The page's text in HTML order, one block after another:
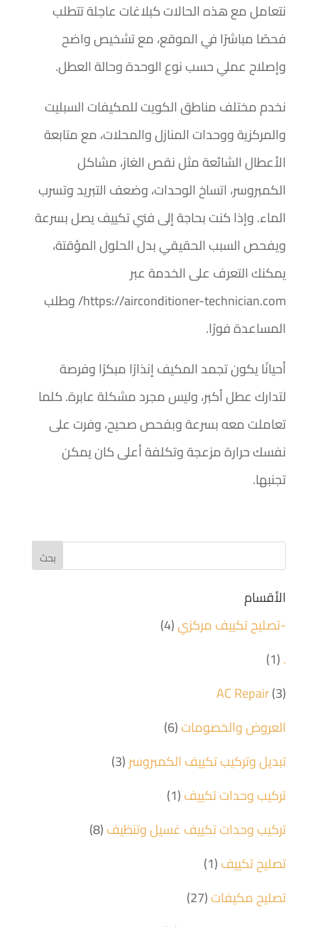
نتعامل مع هذه الحالات كبلاغات عاجلة تتطلب
فحصًا مباشرًا في الموقع، مع تشخيص واضح
وإصلاح عملي حسب نوع الوحدة وحالة العطل.
نخدم مختلف مناطق الكويت للمكيفات السبليت
والمركزية ووحدات المنازل والمحلات، مع متابعة
الأعطال الشائعة مثل نقص الغاز، مشاكل
الكمبروسر، اتساخ الوحدات، وضعف التبريد وتسرب
الماء. وإذا كنت بحاجة إلى فني تكييف يصل بسرعة
ويفحص السبب الحقيقي بدل الحلول المؤقتة،
يمكنك التعرف على الخدمة عبر
https://airconditioner-technician.com/ وطلب
المساعدة فورًا.
أحيانًا يكون تجمد المكيف إنذارًا مبكرًا وفرصة
لتدارك عطل أكبر، وليس مجرد مشكلة عابرة. كلما
تعاملت معه بسرعة وبفحص صحيح، وفرت على
نفسك حرارة مزعجة وتكلفة أعلى كان يمكن
تجنبها.
الأقسام
-تصليح تكييف مركزي(4)
.
(1)
AC Repair(3)
العروض والخصومات(6)
تبديل وتركيب تكييف الكمبروسر(3)
تركيب وحدات تكييف(1)
تركيب وحدات تكييف غسيل وتنظيف(8)
تصليح تكييف(1)
تصليح مكيفات(27)